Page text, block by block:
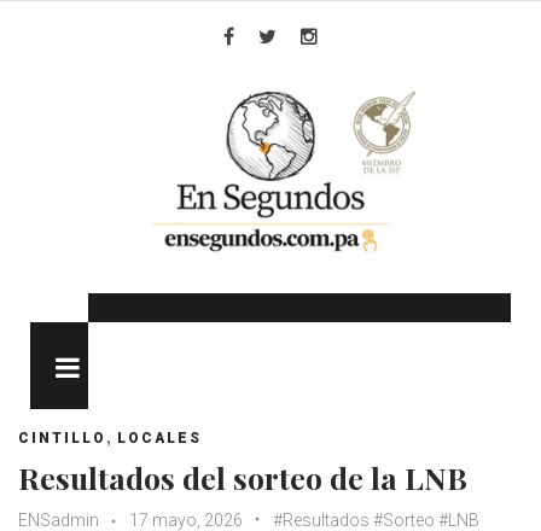
CINTILLO , LOCALES
Resultados del sorteo de la LNB
ENSadmin 17 mayo, 2026
#Resultados #Sorteo #LNB